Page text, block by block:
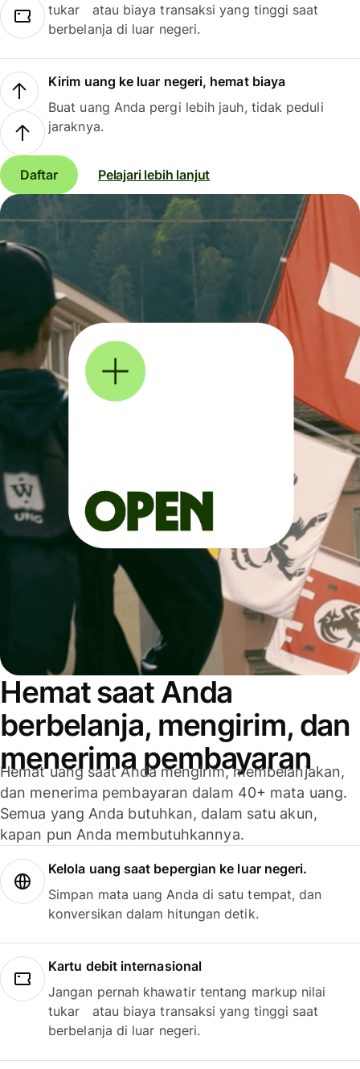
tukar atau biaya transaksi yang tinggi saat
berbelanja di luar negeri.
Kirim uang ke luar negeri, hemat biaya
Buat uang Anda pergi lebih jauh, tidak peduli
jaraknya.
Daftar Pelajari lebih lanjut
Hemat saat Anda
berbelanja, mengirim, dan
menerima pembayaran
Hemat uang saat Anda mengirim, membelanjakan,
dan menerima pembayaran dalam 40+ mata uang.
Semua yang Anda butuhkan, dalam satu akun,
kapan pun Anda membutuhkannya.
Kelola uang saat bepergian ke luar negeri.
Simpan mata uang Anda di satu tempat, dan
konversikan dalam hitungan detik.
Kartu debit internasional
Jangan pernah khawatir tentang markup nilai
tukar atau biaya transaksi yang tinggi saat
berbelanja di luar negeri.